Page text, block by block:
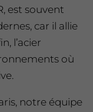
est souvent
car il allie
l’acier
où
notre équipe